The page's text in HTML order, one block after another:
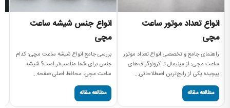
انواع تعداد موتور ساعت
مچی
راهنمای جامع و تخصصی انواع تعداد موتور
ساعت مچی: از مینیمال تا کرونوگراف‌های
پیچیده یکی از رایج‌ترین اصطلاحاتی...
مطالعه مقاله
انواع جنس شیشه ساعت
مچی
بررسی جامع انواع شیشه ساعت مچی: کدام
جنس برای شما مناسب‌تر است؟ شیشه
ساعت مچی، محافظ اصلی صفحه...
مطالعه مقاله